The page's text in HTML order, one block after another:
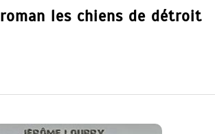
roman les chiens de détroit